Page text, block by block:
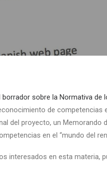
borrador sobre la Normativa de
de competencias
del proyecto, un Memorando
en el “mundo del
interesados en esta materia,